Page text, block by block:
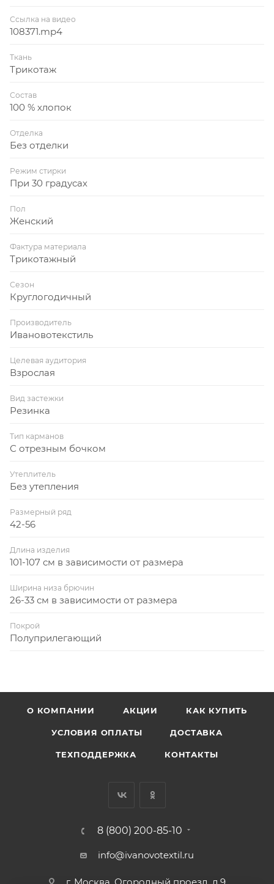
Ссылка на видео
108371.mp4
Ткань
Трикотаж
Состав
100 % хлопок
Отделка
Без отделки
Режим стирки
При 30 градусах
Пол
Женский
Фактура материала
Трикотажный
Сезон
Круглогодичный
Производитель
Ивановотекстиль
Целевая аудитория
Взрослая
Вид застежки
Резинка
Тип карманов
С отрезным бочком
Утеплитель
Без утепления
Размерный ряд
42-56
Длина изделия
101-107 см в зависимости от размера
Ширина низа брючин
26-33 см в зависимости от размера
Покрой
Полуприлегающий
О КОМПАНИИ АКЦИИ КАК КУПИТЬ
УСЛОВИЯ ОПЛАТЫ ДОСТАВКА
ТЕХПОДДЕРЖКА КОНТАКТЫ
8 (800) 200-85-10
info@ivanovotextil.ru